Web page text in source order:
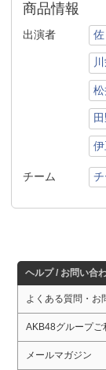
商品情報
出演者
チーム
ヘルプ / お問い合
よくある質問・お
AKB48グループご
メールマガジン